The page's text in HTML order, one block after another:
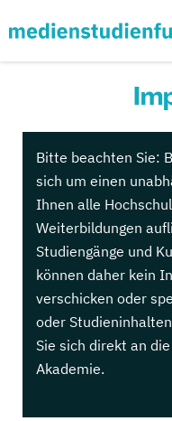
Bitte beachten Sie:
sich um einen
Ihnen alle
Weiterbildungen
Studiengänge und
können daher kein
verschicken oder
oder
Sie sich direkt an
Akademie.